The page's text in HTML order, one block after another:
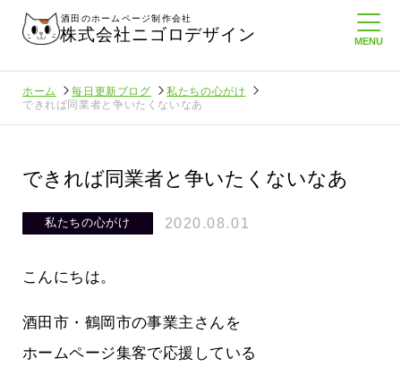
酒田のホームページ制作会社
株式会社ニゴロデザイン
ホーム 毎日更新ブログ
私たちの心がけ
できれば同業者と争いたくないなあ
できれば同業者と争いたくないなあ
私たちの心がけ 2020.08.01
こんにちは。
酒田市・鶴岡市の事業主さんを
ホームページ集客で応援している